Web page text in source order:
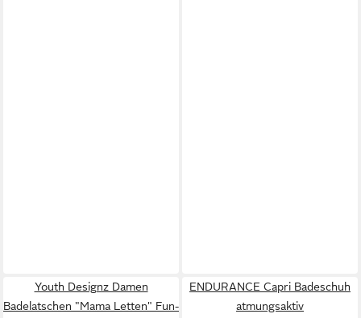
Youth Designz Damen
Badelatschen "Mama Letten" Fun-
ENDURANCE Capri Badeschuh
atmungsaktiv